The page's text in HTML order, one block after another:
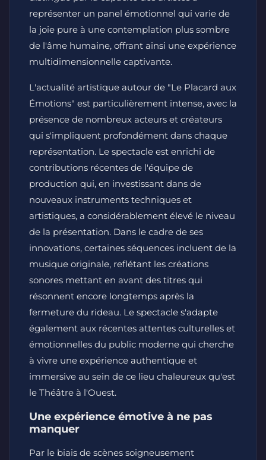
représenter un panel émotionnel qui varie de
la joie pure à une contemplation plus sombre
de l'âme humaine, offrant ainsi une expérience
multidimensionnelle captivante.
L'actualité artistique autour de "Le Placard aux
Émotions" est particulièrement intense, avec la
présence de nombreux acteurs et créateurs
qui s'impliquent profondément dans chaque
représentation. Le spectacle est enrichi de
contributions récentes de l'équipe de
production qui, en investissant dans de
nouveaux instruments techniques et
artistiques, a considérablement élevé le niveau
de la présentation. Dans le cadre de ses
innovations, certaines séquences incluent de la
musique originale, reflétant les créations
sonores mettant en avant des titres qui
résonnent encore longtemps après la
fermeture du rideau. Le spectacle s'adapte
également aux récentes attentes culturelles et
émotionnelles du public moderne qui cherche
à vivre une expérience authentique et
immersive au sein de ce lieu chaleureux qu'est
le Théâtre à l'Ouest.
Une expérience émotive à ne pas
manquer
Par le biais de scènes soigneusement